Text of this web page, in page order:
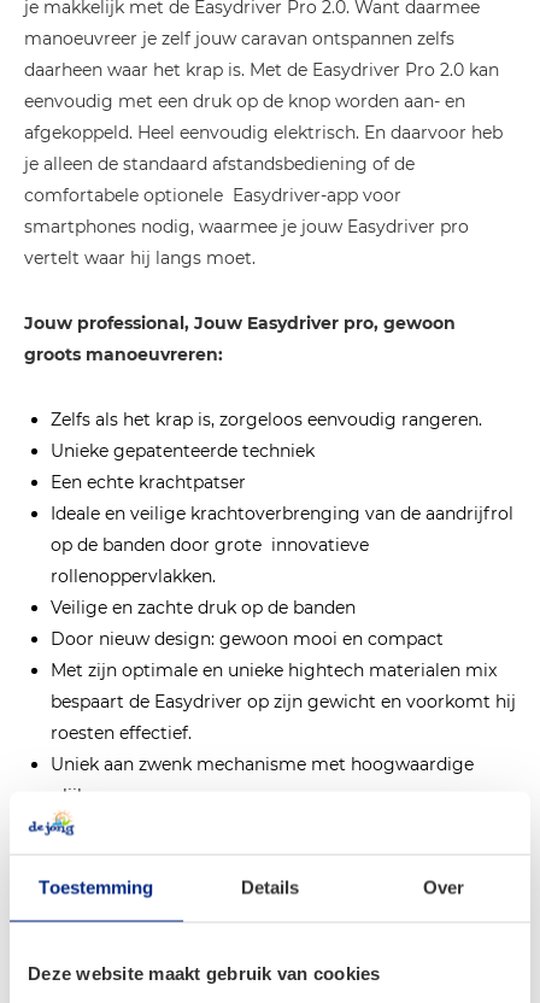
Toestemming Details Over
Deze website maakt gebruik van cookies
je makkelijk met de Easydriver Pro 2.0. Want daarmee
manoeuvreer je zelf jouw caravan ontspannen zelfs
daarheen waar het krap is. Met de Easydriver Pro 2.0 kan
eenvoudig met een druk op de knop worden aan- en
afgekoppeld. Heel eenvoudig elektrisch. En daarvoor heb
je alleen de standaard afstandsbediening of de
comfortabele optionele Easydriver-app voor
smartphones nodig, waarmee je jouw Easydriver pro
vertelt waar hij langs moet.
Jouw professional, Jouw Easydriver pro, gewoon
groots manoeuvreren:
Zelfs als het krap is, zorgeloos eenvoudig rangeren.
Unieke gepatenteerde techniek
Een echte krachtpatser
Ideale en veilige krachtoverbrenging van de aandrijfrol
op de banden door grote innovatieve
rollenoppervlakken.
Veilige en zachte druk op de banden
Door nieuw design: gewoon mooi en compact
Met zijn optimale en unieke hightech materialen mix
bespaart de Easydriver op zijn gewicht en voorkomt hij
roesten effectief.
Uniek aan zwenk mechanisme met hoogwaardige
glijlagers
Eenvoudig aankoppelen
Accessoires